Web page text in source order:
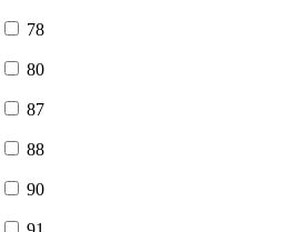
78
80
87
88
90